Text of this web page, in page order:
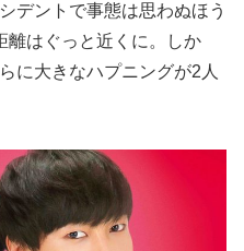
デントで事態は思わぬほう
離はぐっと近くに。しか
に大きなハプニングが2人